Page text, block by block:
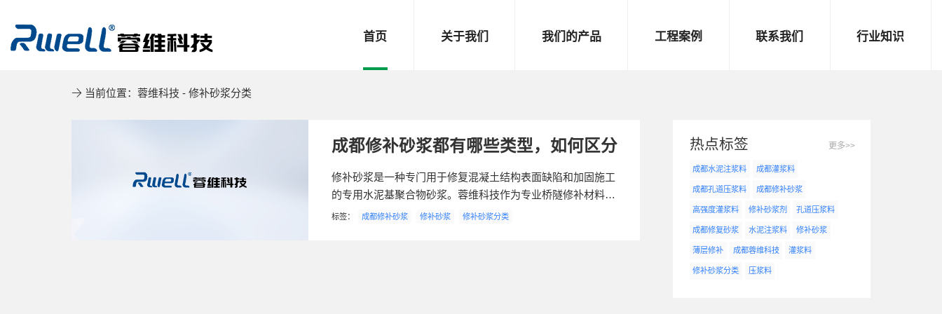
首页 关于我们
四川恒睿科技有
人才招聘
我们的产品 工程案例
其他案例
联系我们 行业知识
 当前位置： 蓉维科技 - 修补砂浆分类
成都修补砂浆都有哪些类型，如何区分
修补砂浆是一种专门用于修复混凝土结构表面缺陷和加固施工
的专用水泥基聚合物砂浆。蓉维科技作为专业桥隧修补材料供
应商。根据不同的分类标准，修补砂浆可以分为多种类型。以
标签： 成都修补砂浆 修补砂浆 修补砂浆分类
热点标签
成都水泥注浆料 成都灌浆料
成都孔道压浆料 成都修补砂浆
高强度灌浆料 修补砂浆剂 孔道压浆料
成都修复砂浆 水泥注浆料 修补砂浆
薄层修补 成都蓉维科技 灌浆料
修补砂浆分类 压浆料
更多>>